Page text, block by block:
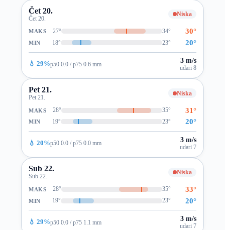
Čet 20.
Čet 20.
Niska
MAKS 27° 34° 30°
MIN 18° 23° 20°
💧 29%p50 0.0 / p75 0.6 mm 3 m/s
udari 8
Pet 21.
Pet 21.
Niska
MAKS 28° 35° 31°
MIN 19° 23° 20°
💧 20%p50 0.0 / p75 0.0 mm 3 m/s
udari 7
Sub 22.
Sub 22.
Niska
MAKS 28° 35° 33°
MIN 19° 23° 20°
💧 29%p50 0.0 / p75 1.1 mm 3 m/s
udari 7